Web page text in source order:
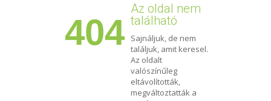
404
Az oldal nem
található
Sajnáljuk, de nem
találjuk, amit keresel.
Az oldalt
valószínűleg
eltávolították,
megváltoztatták a